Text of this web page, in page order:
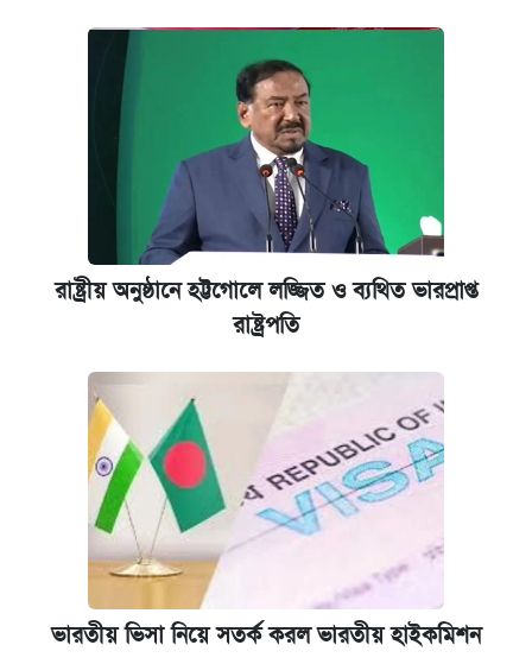
রাষ্ট্রীয় অনুষ্ঠানে হট্টগোলে লজ্জিত ও ব্যথিত ভারপ্রাপ্ত
রাষ্ট্রপতি
ভারতীয় ভিসা নিয়ে সতর্ক করল ভারতীয় হাইকমিশন